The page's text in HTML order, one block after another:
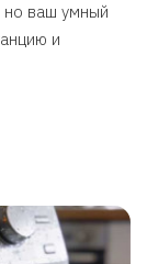
но ваш умный
и